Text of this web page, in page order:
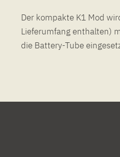
Der kompakte K1 Mod
Lieferumfang enthalten)
die Battery-Tube